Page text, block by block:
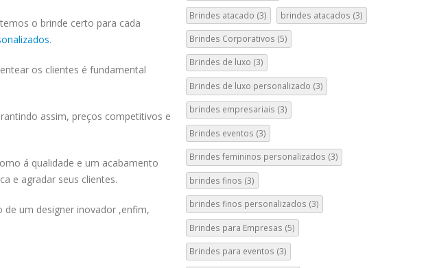
o brinde certo para cada
.
os clientes é fundamental
assim, preços competitivos e
á qualidade e um acabamento
e agradar seus clientes.
um designer inovador ,enfim,
Brindes atacado (3) brindes atacados (3)
Brindes Corporativos (5)
Brindes de luxo (3)
Brindes de luxo personalizado (3)
brindes empresariais (3)
Brindes eventos (3)
Brindes femininos personalizados (3)
brindes finos (3)
brindes finos personalizados (3)
Brindes para Empresas (5)
Brindes para eventos (3)